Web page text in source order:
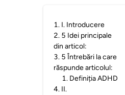
1. I. Introducere
2. 5 Idei principale
din articol:
3. 5 Întrebări la care
răspunde articolul:
1. Definiția ADHD
4. II.